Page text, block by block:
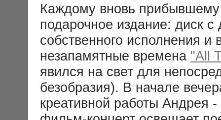
Каждому вновь
подарочное издание: диск
собственного исполнения и
незапамятные времена "All
явился на свет для
безобразия). В начале
креативной работы Андрея